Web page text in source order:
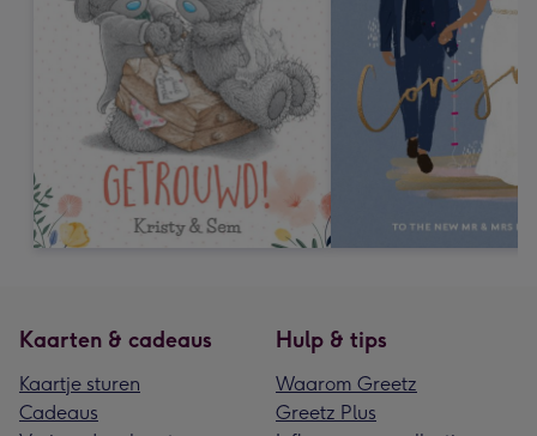
Kaarten & cadeaus
Kaartje sturen
Cadeaus
Hulp & tips
Waarom Greetz
Greetz Plus